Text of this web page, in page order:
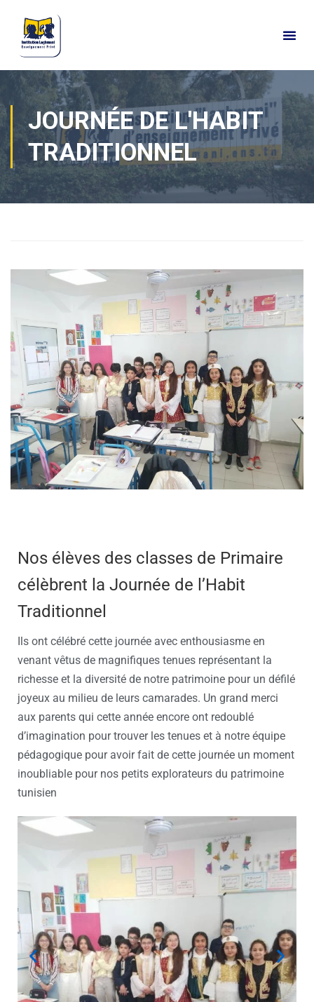
JOURNÉE DE L'HABIT
TRADITIONNEL
Nos élèves des classes de Primaire
célèbrent la Journée de l’Habit
Traditionnel
Ils ont célébré cette journée avec enthousiasme en
venant vêtus de magnifiques tenues représentant la
richesse et la diversité de notre patrimoine pour un défilé
joyeux au milieu de leurs camarades. Un grand merci
aux parents qui cette année encore ont redoublé
d’imagination pour trouver les tenues et à notre équipe
pédagogique pour avoir fait de cette journée un moment
inoubliable pour nos petits explorateurs du patrimoine
tunisien